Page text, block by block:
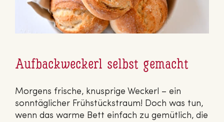
Aufbackweckerl selbst gemacht
Morgens frische, knusprige Weckerl – ein
sonntäglicher Frühstückstraum! Doch was tun,
wenn das warme Bett einfach zu gemütlich, die